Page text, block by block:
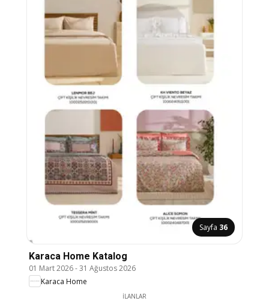
Sayfa 36
Karaca Home Katalog
01 Mart 2026-31 Ağustos 2026
Karaca Home
İLANLAR